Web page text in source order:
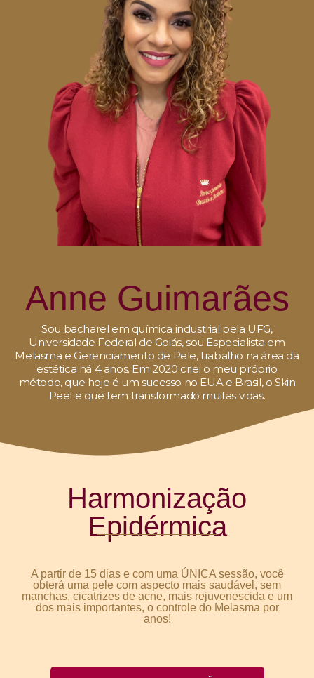
Anne Guimarães
Sou bacharel em química industrial pela UFG,
Universidade Federal de Goiás, sou Especialista em
Melasma e Gerenciamento de Pele, trabalho na área da
estética há 4 anos. Em 2020 criei o meu próprio
método, que hoje é um sucesso no EUA e Brasil, o Skin
Peel e que tem transformado muitas vidas.
Harmonização
Epidérmica
A partir de 15 dias e com uma ÚNICA sessão, você
obterá uma pele com aspecto mais saudável, sem
manchas, cicatrizes de acne, mais rejuvenescida e um
dos mais importantes, o controle do Melasma por
anos!